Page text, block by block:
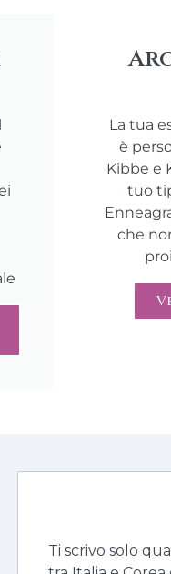
La tua
è
Kibbe e
tuo
che